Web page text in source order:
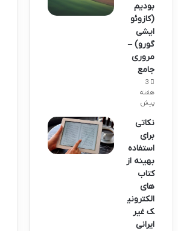
بودیم
(کازوئو
ایشی
گورو) –
مروری
جامع
3
هفته
پیش
نکاتی
برای
استفاده
بهینه از
کتاب
های
الکترونی
ک غیر
ایرانی